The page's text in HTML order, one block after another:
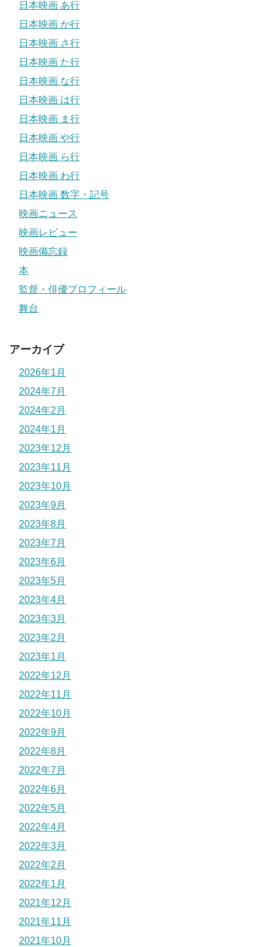
日本映画 あ行
日本映画 か行
日本映画 さ行
日本映画 た行
日本映画 な行
日本映画 は行
日本映画 ま行
日本映画 や行
日本映画 ら行
日本映画 わ行
日本映画 数字・記号
映画ニュース
映画レビュー
映画備忘録
本
監督・俳優プロフィール
舞台
アーカイブ
2026年1月
2024年7月
2024年2月
2024年1月
2023年12月
2023年11月
2023年10月
2023年9月
2023年8月
2023年7月
2023年6月
2023年5月
2023年4月
2023年3月
2023年2月
2023年1月
2022年12月
2022年11月
2022年10月
2022年9月
2022年8月
2022年7月
2022年6月
2022年5月
2022年4月
2022年3月
2022年2月
2022年1月
2021年12月
2021年11月
2021年10月